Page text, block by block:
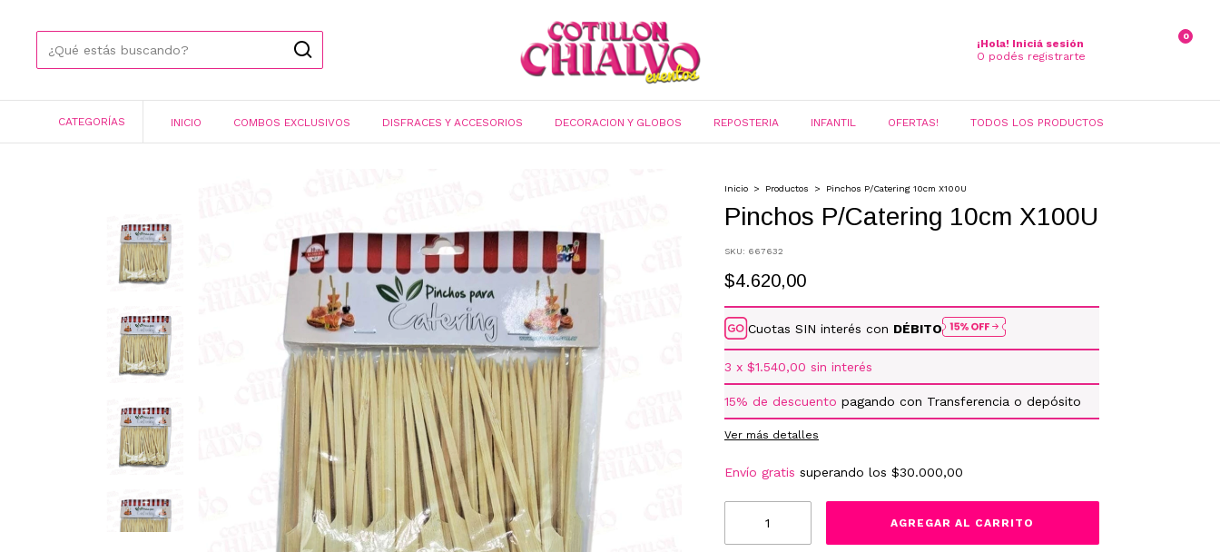
¡Hola! Iniciá sesión
O podés registrarte
0
CATEGORÍAS INICIO COMBOS EXCLUSIVOS DISFRACES Y ACCESORIOS DECORACION Y GLOBOS REPOSTERIA INFANTIL OFERTAS! TODOS LOS PRODUCTOS
Inicio > Productos > Pinchos P/Catering 10cm X100U
Pinchos P/Catering 10cm X100U
SKU: 667632
$4.620,00
Cuotas SIN interés con DÉBITO
3 x $1.540,00 sin interés
15% de descuento pagando con Transferencia o depósito
Ver más detalles
Envío gratis superando los $30.000,00